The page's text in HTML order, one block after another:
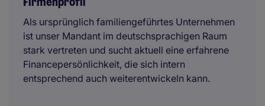
Als ursprünglich familiengeführtes Unternehmen
ist unser Mandant im deutschsprachigen Raum
stark vertreten und sucht aktuell eine erfahrene
Financepersönlichkeit, die sich intern
entsprechend auch weiterentwickeln kann.